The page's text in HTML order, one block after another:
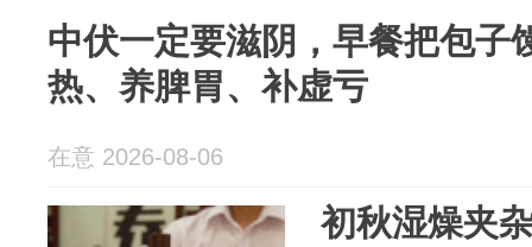
中伏一定要滋阴，早餐把包子
热、养脾胃、补虚亏
在意 2026-08-06
初秋湿燥夹